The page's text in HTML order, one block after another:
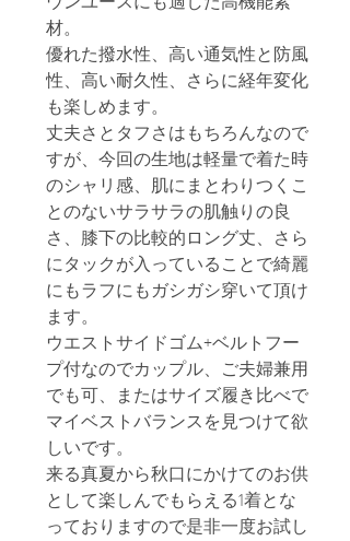
材。
優れた撥水性、高い通気性と防風
性、高い耐久性、さらに経年変化
も楽しめます。
丈夫さとタフさはもちろんなので
すが、今回の生地は軽量で着た時
のシャリ感、肌にまとわりつくこ
とのないサラサラの肌触りの良
さ、膝下の比較的ロング丈、さら
にタックが入っていることで綺麗
にもラフにもガシガシ穿いて頂け
ます。
ウエストサイドゴム+ベルトフー
プ付なのでカップル、ご夫婦兼用
でも可、またはサイズ履き比べで
マイベストバランスを見つけて欲
しいです。
来る真夏から秋口にかけてのお供
として楽しんでもらえる1着とな
っておりますので是非一度お試し